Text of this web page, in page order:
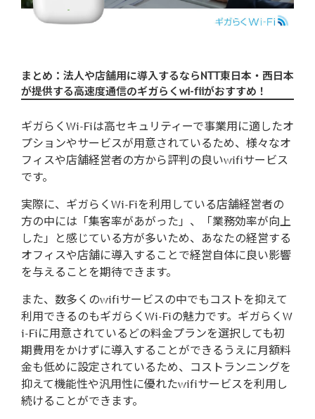
まとめ：法人や店舗用に導入するならNTT東日本・西日本
が提供する高速度通信のギガらくwi-fiiがおすすめ！
ギガらくWi-Fiは高セキュリティーで事業用に適したオ
プションやサービスが用意されているため、様々なオ
フィスや店舗経営者の方から評判の良いwifiサービス
です。
実際に、ギガらくWi-Fiを利用している店舗経営者の
方の中には「集客率があがった」、「業務効率が向上
した」と感じている方が多いため、あなたの経営する
オフィスや店舗に導入することで経営自体に良い影響
を与えることを期待できます。
また、数多くのwifiサービスの中でもコストを抑えて
利用できるのもギガらくWi-Fiの魅力です。ギガらくW
i-Fiに用意されているどの料金プランを選択しても初
期費用をかけずに導入することができるうえに月額料
金も低めに設定されているため、コストランニングを
抑えて機能性や汎用性に優れたwifiサービスを利用し
続けることができます。